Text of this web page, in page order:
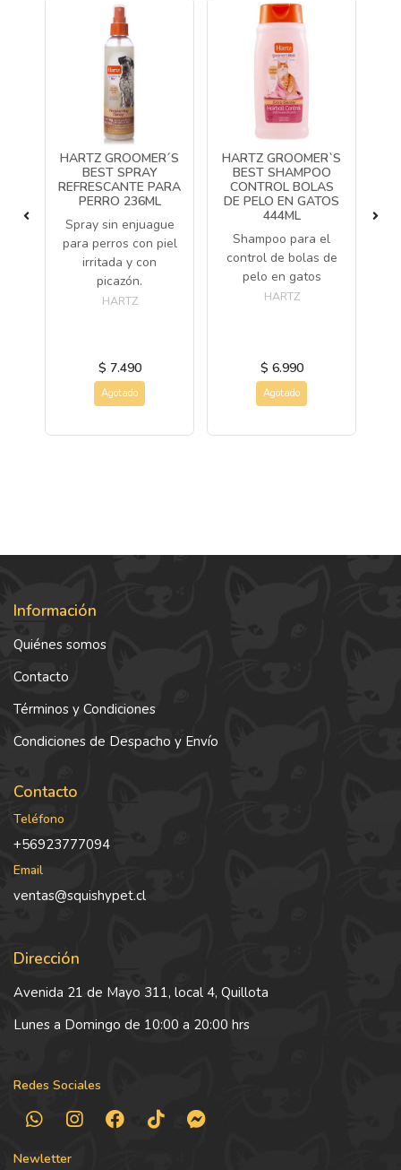
HARTZ GROOMER´S
BEST SPRAY
REFRESCANTE PARA
PERRO 236ML
Spray sin enjuague
para perros con piel
irritada y con
picazón.
HARTZ
$ 7.490
Agotado
HARTZ GROOMER`S
BEST SHAMPOO
CONTROL BOLAS
DE PELO EN GATOS
444ML
Shampoo para el
control de bolas de
pelo en gatos
HARTZ
$ 6.990
Agotado
Información
Quiénes somos
Contacto
Términos y Condiciones
Condiciones de Despacho y Envío
Contacto
Teléfono
+56923777094
Email
ventas@squishypet.cl
Dirección
Avenida 21 de Mayo 311, local 4, Quillota
Lunes a Domingo de 10:00 a 20:00 hrs
Redes Sociales
Newletter